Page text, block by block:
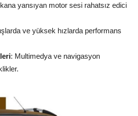
yansıyan motor sesi rahatsız edici
ve yüksek hızlarda performans
: Multimedya ve navigasyon